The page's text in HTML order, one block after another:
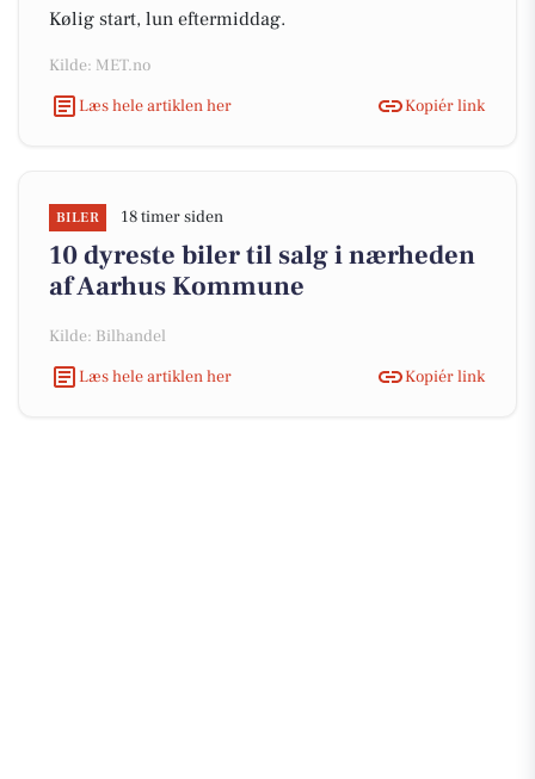
Kølig start, lun eftermiddag.
Kilde: MET.no
Læs hele artiklen her
Kopiér link
BILER 18 timer siden
10 dyreste biler til salg i nærheden
af Aarhus Kommune
Kilde: Bilhandel
Læs hele artiklen her
Kopiér link